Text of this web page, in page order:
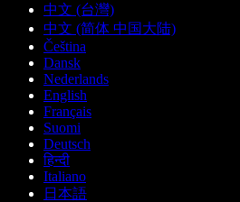
中文 (台灣)
中文 (简体 中国大陆)
Čeština
Dansk
Nederlands
English
Français
Suomi
Deutsch
हिन्दी
Italiano
日本語